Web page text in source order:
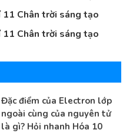
Chân trời sáng tạo
Chân trời sáng tạo
Đặc điểm của Electron lớp
ngoài cùng của nguyên tử
là gì? Hỏi nhanh Hóa 10